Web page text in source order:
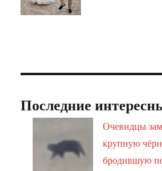
Последние
Очевидцы
крупную
бродившую